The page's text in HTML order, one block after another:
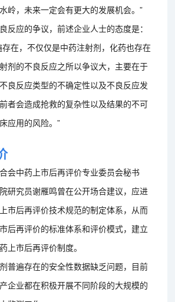
岭，未来一定会有更大的发展机会。”
反应的争议，前述企业人士的态度是：
存在，不仅仅是中药注射剂，化药也存在
剂的不良反应之所以争议大，主要在于
良反应类型的不确定性以及不良反应发
者会造成抢救的复杂性以及结果的不可
应用的风险。”
会中药上市后再评价专业委员会秘书
研究员谢雁鸣曾在公开场合建议，应进
市后再评价技术规范的制定体系，从而
后再评价的标准体系和评价模式，建立
上市后再评价制度。
普遍存在的安全性数据缺乏问题，目前
企业都在积极开展不同阶段的大规模的